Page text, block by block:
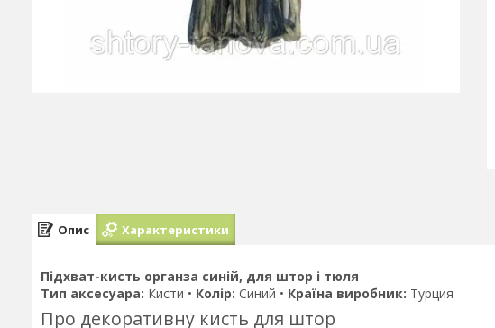
Опис Характеристики
Підхват-кисть органза синій, для штор і тюля
Тип аксесуара: Кисти • Колір: Синий • Країна виробник: Турция
Про декоративну кисть для штор